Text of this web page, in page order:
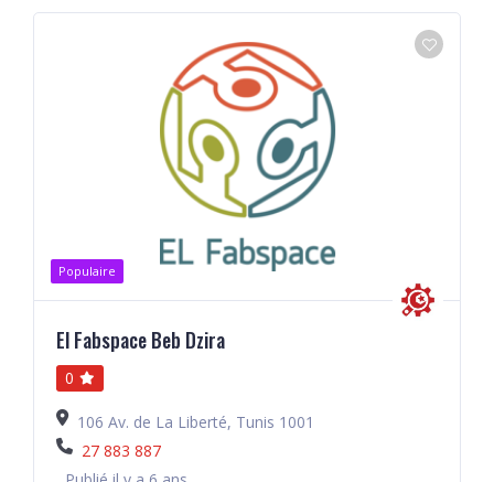
Populaire
El Fabspace Beb Dzira
0
106 Av. de La Liberté, Tunis 1001
27 883 887